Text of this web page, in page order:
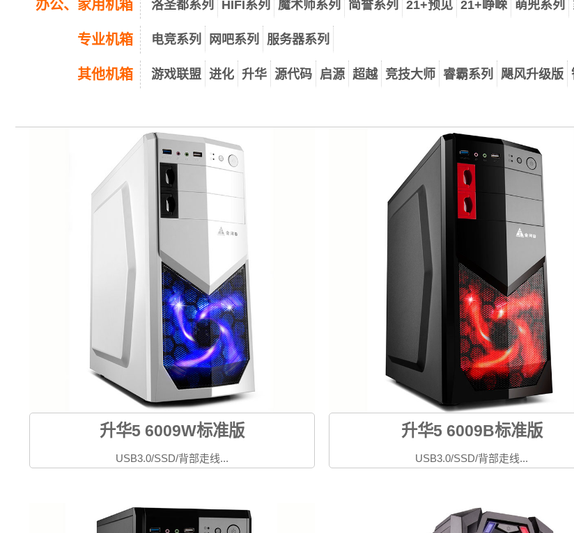
办公、家用机箱 洛圣都系列 HIFI系列 魔术师系列 简誉系列 21+预见 21+峥嵘 萌兜系列
专业机箱 电竞系列 网吧系列 服务器系列
其他机箱 游戏联盟 进化 升华 源代码 启源 超越 竞技大师 睿霸系列 飓风升级版
升华5 6009W标准版
USB3.0/SSD/背部走线...
升华5 6009B标准版
USB3.0/SSD/背部走线...